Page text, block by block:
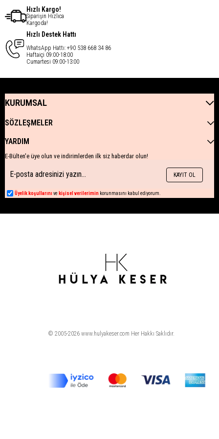
Hızlı Kargo!
Siparişin Hızlıca
Kargoda!
Hızlı Destek Hattı
WhatsApp Hattı: +90 538 668 34 86
Haftaiçi 09:00-18:00
Cumartesi 09:00-13:00
KURUMSAL
SÖZLEŞMELER
YARDIM
E-Bülten'e üye olun ve indirimlerden ilk siz haberdar olun!
KAYIT OL
Üyelik koşullarını ve kişisel verilerimin korunmasını kabul ediyorum.
© 2005-2026 www.hulyakeser.com Her Hakkı Saklıdır.